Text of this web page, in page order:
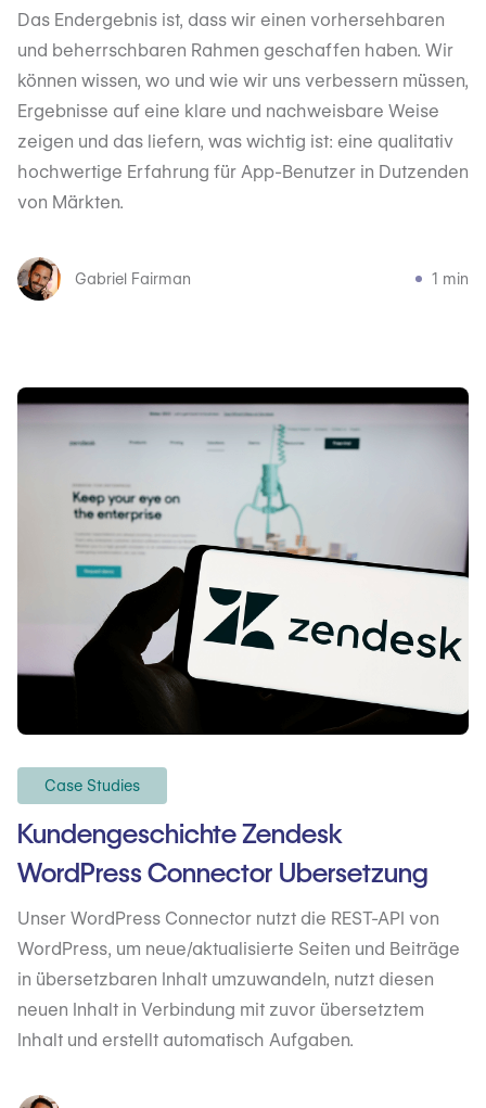
Das Endergebnis ist, dass wir einen vorhersehbaren
und beherrschbaren Rahmen geschaffen haben. Wir
können wissen, wo und wie wir uns verbessern müssen,
Ergebnisse auf eine klare und nachweisbare Weise
zeigen und das liefern, was wichtig ist: eine qualitativ
hochwertige Erfahrung für App-Benutzer in Dutzenden
von Märkten.
Gabriel Fairman 1 min
Case Studies
Kundengeschichte Zendesk
WordPress Connector Ubersetzung
Unser WordPress Connector nutzt die REST-API von
WordPress, um neue/aktualisierte Seiten und Beiträge
in übersetzbaren Inhalt umzuwandeln, nutzt diesen
neuen Inhalt in Verbindung mit zuvor übersetztem
Inhalt und erstellt automatisch Aufgaben.